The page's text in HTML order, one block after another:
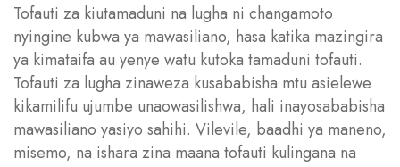
Tofauti za kiutamaduni na lugha ni changamoto
nyingine kubwa ya mawasiliano, hasa katika mazingira
ya kimataifa au yenye watu kutoka tamaduni tofauti.
Tofauti za lugha zinaweza kusababisha mtu asielewe
kikamilifu ujumbe unaowasilishwa, hali inayosababisha
mawasiliano yasiyo sahihi. Vilevile, baadhi ya maneno,
misemo, na ishara zina maana tofauti kulingana na